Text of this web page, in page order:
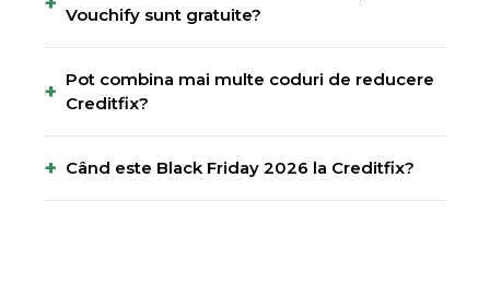
Vouchify sunt gratuite?
+ Pot combina mai multe coduri de reducere
Creditfix?
+ Când este Black Friday 2026 la Creditfix?